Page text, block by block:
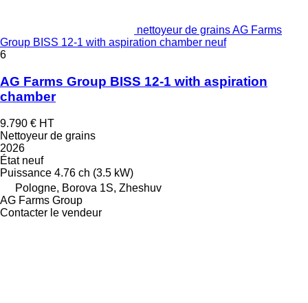
nettoyeur de grains AG Farms
Group BISS 12-1 with aspiration chamber neuf
6
AG Farms Group BISS 12-1 with aspiration
chamber
9.790 € HT
Nettoyeur de grains
2026
Étatneuf
Puissance 4.76 ch (3.5 kW)
Pologne, Borova 1S, Zheshuv
AG Farms Group
Contacter le vendeur